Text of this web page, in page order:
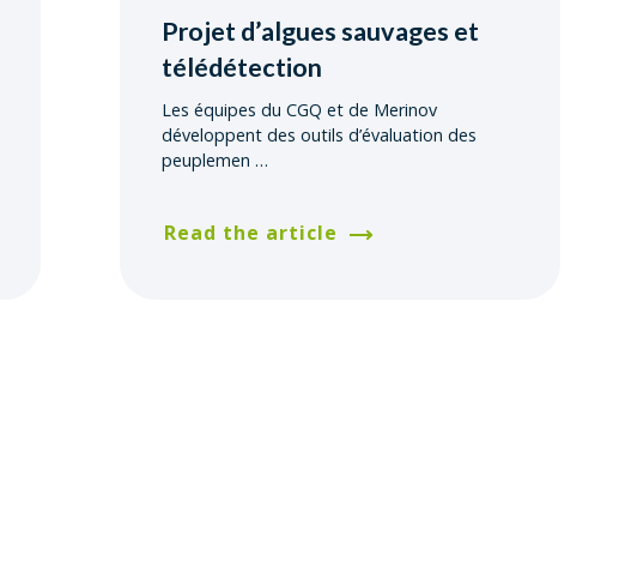
Projet d’algues sauvages et
télédétection
Les équipes du CGQ et de Merinov
développent des outils d’évaluation des
peuplemen…
Read the article